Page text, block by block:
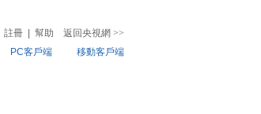
註冊 幫助 返回央視網 >>
PC客戶端
移動客戶端